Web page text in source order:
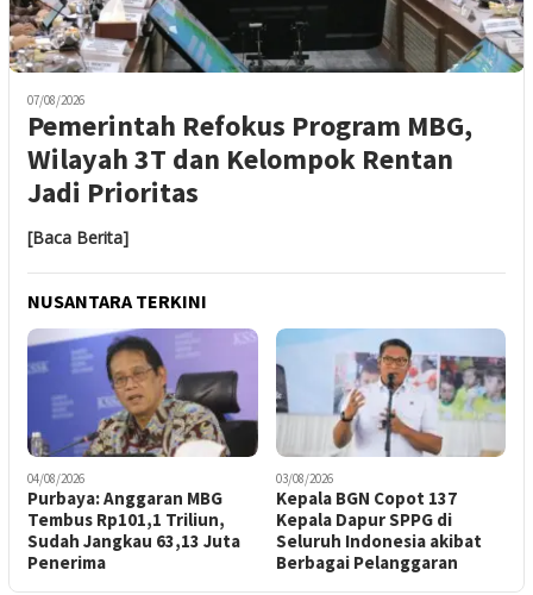
07/08/2026
Pemerintah Refokus Program MBG,
Wilayah 3T dan Kelompok Rentan
Jadi Prioritas
[Baca Berita]
NUSANTARA TERKINI
04/08/2026
Purbaya: Anggaran MBG
Tembus Rp101,1 Triliun,
Sudah Jangkau 63,13 Juta
Penerima
03/08/2026
Kepala BGN Copot 137
Kepala Dapur SPPG di
Seluruh Indonesia akibat
Berbagai Pelanggaran